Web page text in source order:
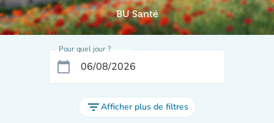
BU Santé
Pour quel jour ?
calendar_today
filter_listAfficher plus de filtres